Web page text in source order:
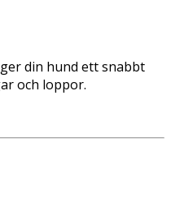
din hund ett snabbt
och loppor.